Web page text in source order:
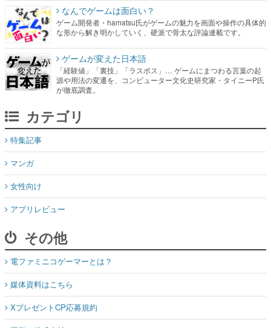
なんでゲームは面白い？
ゲーム開発者・hamatsu氏がゲームの魅力を画面や操作の具体的
な形から解き明かしていく、硬派で骨太な評論連載です。
ゲームが変えた日本語
「経験値」「裏技」「ラスボス」… ゲームにまつわる言葉の起
源や用法の変遷を、コンピューター文化史研究家・タイニーP氏
が徹底調査。
カテゴリ
特集記事
マンガ
女性向け
アプリレビュー
その他
電ファミニコゲーマーとは？
媒体資料はこちら
XプレゼントCP応募規約